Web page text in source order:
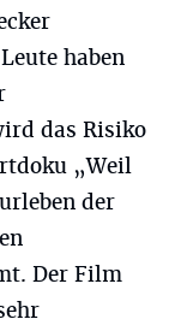
haben
das Risiko
„Weil
der
Der Film